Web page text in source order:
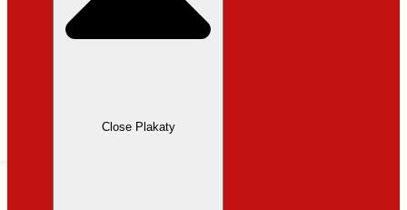
Close Plakaty